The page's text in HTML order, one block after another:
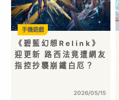
《碧藍幻想Relink》
迎更新 路西法竟遭網友
指控抄襲崩鐵白厄？
2026/05/15
手機遊戲